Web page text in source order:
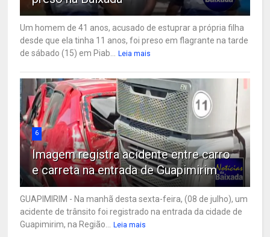
Um homem de 41 anos, acusado de estuprar a própria filha
desde que ela tinha 11 anos, foi preso em flagrante na tarde
de sábado (15) em Piab...
Leia mais
6
Imagem registra acidente entre carro
e carreta na entrada de Guapimirim
GUAPIMIRIM - Na manhã desta sexta-feira, (08 de julho), um
acidente de trânsito foi registrado na entrada da cidade de
Guapimirim, na Região...
Leia mais